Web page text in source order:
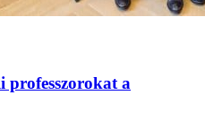
professzorokat a